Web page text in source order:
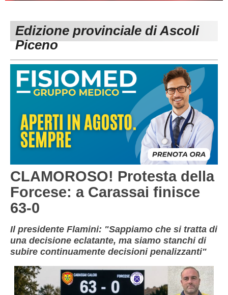
Carica la tua Rosa
1^ CATEGORIA
3^ CATEGORIA
GIOVANILI
Edizione provinciale di Ascoli
Piceno
CLAMOROSO! Protesta della
Forcese: a Carassai finisce
63-0
Il presidente Flamini: "Sappiamo che si tratta di
una decisione eclatante, ma siamo stanchi di
subire continuamente decisioni penalizzanti"